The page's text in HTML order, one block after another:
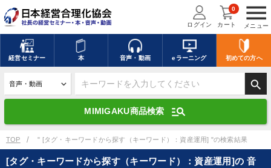
menu
メニュー
ログイン カート
0
経営セミナー 本 音声・動画 eラーニング 初めての方へ
search
MIMIGAKU商品検索 manage_search
キーワードを入力して探す
デジタル版対応のみ検索結果に表示する
search 上記の条件で検索
TOP " [タグ・キーワードから探す（キーワード）：資産運用] "の検索結果
[タグ・キーワードから探す（キーワード）：資産運用]の 音